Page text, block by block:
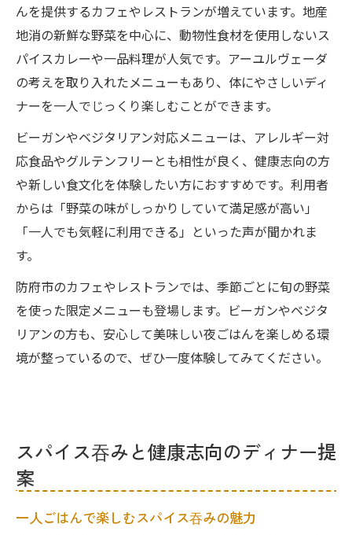
んを提供するカフェやレストランが増えています。地産
地消の新鮮な野菜を中心に、動物性食材を使用しないス
パイスカレーや一品料理が人気です。アーユルヴェーダ
の考えを取り入れたメニューもあり、体にやさしいディ
ナーを一人でじっくり楽しむことができます。
ビーガンやベジタリアン対応メニューは、アレルギー対
応食品やグルテンフリーとも相性が良く、健康志向の方
や新しい食文化を体験したい方におすすめです。利用者
からは「野菜の味がしっかりしていて満足感が高い」
「一人でも気軽に利用できる」といった声が聞かれま
す。
防府市のカフェやレストランでは、季節ごとに旬の野菜
を使った限定メニューも登場します。ビーガンやベジタ
リアンの方も、安心して美味しい夜ごはんを楽しめる環
境が整っているので、ぜひ一度体験してみてください。
スパイス吞みと健康志向のディナー提
案
一人ごはんで楽しむスパイス吞みの魅力